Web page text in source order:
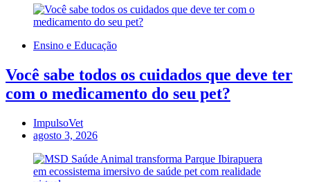
Ensino e Educação
Você sabe todos os cuidados que deve ter
com o medicamento do seu pet?
ImpulsoVet
agosto 3, 2026